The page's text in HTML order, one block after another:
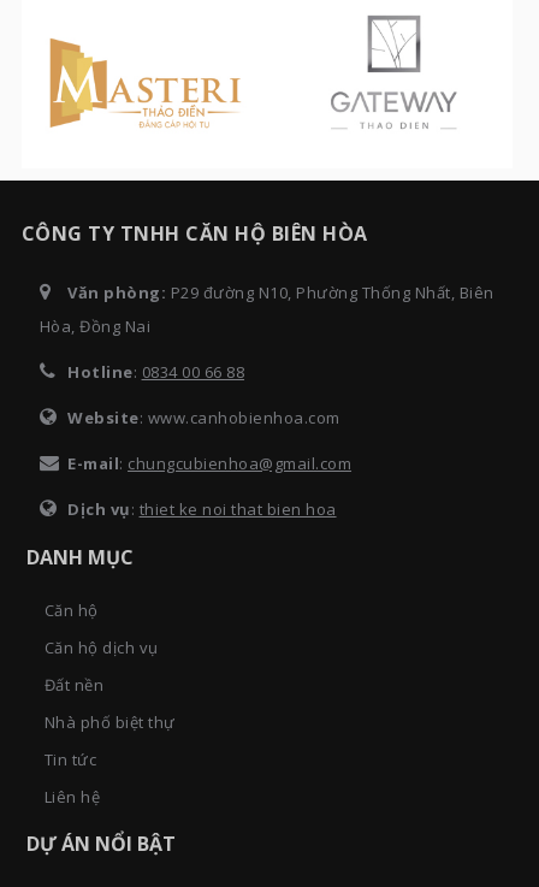
CÔNG TY TNHH CĂN HỘ BIÊN HÒA
Văn phòng: P29 đường N10, Phường Thống Nhất, Biên
Hòa, Đồng Nai
Hotline: 0834 00 66 88
Website: www.canhobienhoa.com
E-mail: chungcubienhoa@gmail.com
Dịch vụ: thiet ke noi that bien hoa
DANH MỤC
Căn hộ
Căn hộ dịch vụ
Đất nền
Nhà phố biệt thự
Tin tức
Liên hệ
DỰ ÁN NỔI BẬT